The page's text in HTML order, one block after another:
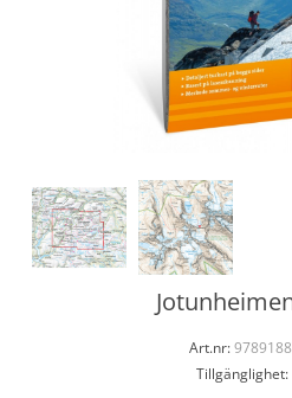
Art.nr:
Tillgänglighet: